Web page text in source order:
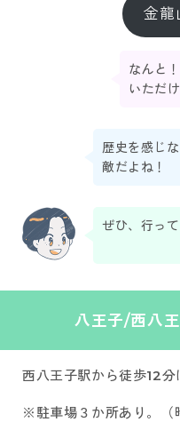
金
なんと
いただ
歴史を感じ
敵だよね！
ぜひ、行っ
八王子/西八
西八王子駅から徒歩12分
※駐車場３か所あり。（